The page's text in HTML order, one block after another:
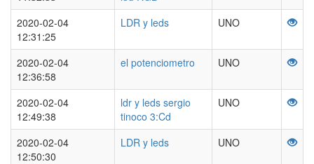
2020-02-04
12:31:25
LDR y leds UNO
2020-02-04
12:36:58
el potenciometro UNO
2020-02-04
12:49:38
ldr y leds sergio
tinoco 3:Cd
UNO
2020-02-04
12:50:30
LDR y leds UNO